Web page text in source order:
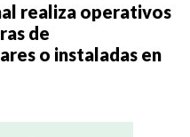
realiza operativos
de
o instaladas en